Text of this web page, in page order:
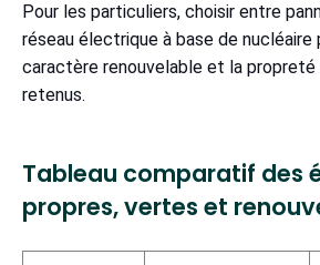
Pour les particuliers, choisir entre
réseau électrique à base de
caractère renouvelable et la
retenus.
Tableau comparatif des
propres, vertes et